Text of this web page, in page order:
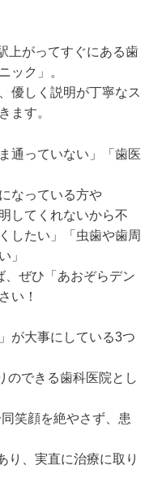
上がってすぐにある歯
ック」。
優しく説明が丁寧なス
ます。
通っていない」「歯医
なっている方や
してくれないから不
したい」「虫歯や歯周
」
、ぜひ「あおぞらデン
い！
が大事にしている3つ
できる歯科医院とし
笑顔を絶やさず、患
、実直に治療に取り